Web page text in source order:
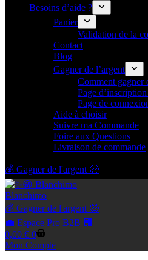
Besoins d’aide ?
Panier
Validation de la
Contact
Blog
Gagner de l’argent
Comment gagner
Page
Page de
Aide à choisir
Suivre ma Commande
Foire aux Questions
Livraison de commande
💰 Gagner de l'argent 🤑
Blanchimo
💰 Gagner de l'argent 🤑
💼 Espace Pro B2B 🏢
Panier
d’achat
0,00 € 0
Mon Compte